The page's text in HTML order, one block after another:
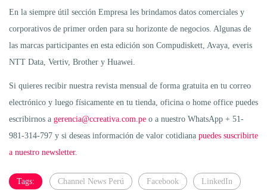
En la siempre útil sección Empresa les brindamos datos comerciales y
corporativos de primer orden para su horizonte de negocios. Algunas de
las marcas participantes en esta edición son Compudiskett, Avaya, everis
NTT Data, Vertiv, Brother y Huawei.
Si quieres recibir nuestra revista mensual de forma gratuita en tu correo
electrónico y luego físicamente en tu tienda, oficina o home office puedes
escribirnos a gerencia@ccreativa.com.pe o a nuestro WhatsApp + 51-
981-314-797 y si deseas información de valor cotidiana puedes suscribirte
a nuestro newsletter.
Tags: Channel News Perú Facebook LinkedIn